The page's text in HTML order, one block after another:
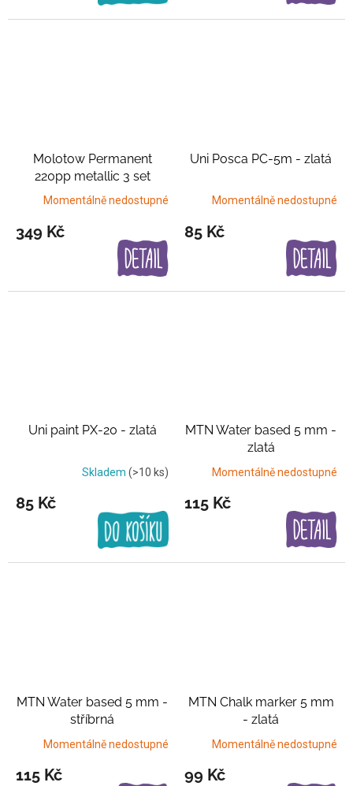
Molotow Permanent
220pp metallic 3 set
Výhodné balení
Momentálně nedostupné
349 Kč
Uni Posca PC-5m - zlatá
Momentálně nedostupné
85 Kč
Uni paint PX-20 - zlatá
Skladem (>10 ks)
85 Kč
MTN Water based 5 mm -
zlatá
Momentálně nedostupné
115 Kč
MTN Water based 5 mm -
stříbrná
Momentálně nedostupné
115 Kč
MTN Chalk marker 5 mm
- zlatá
Momentálně nedostupné
99 Kč